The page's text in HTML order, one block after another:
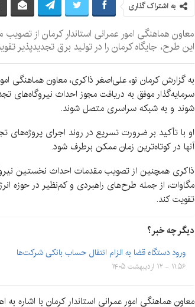
به اشتراک گذاری
این طرح، جایگاه کرمان را در تولید برق تجدیدپذیر
به گزارش کرمان نو، علی‌اصغر ذاکری، معاون هماهنگی
سرمایه‌گذار موفق به دریافت مجوز احداث نیروگاه‌های
شوند و به شبکه سراسری متصل شوند.
او با تأکید بر ضرورت تسریع در روند اجرای
آنها در کوتاه‌ترین زمان ممکن برطرف شود.
مگاوات، از جمله طرح‌های راهبردی و کم‌نظیر در حوزه
تقویت کند.
دیگر چه خبر؟
ورود دستگاه قضا به الزام انتقال حساب بانکی شرکت‌ها
۱۱:۵۶ - ۱۲ اردیبهشت ۱۴۰۵